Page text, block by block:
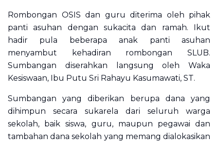
Rombongan OSIS dan guru diterima oleh pihak
panti asuhan dengan sukacita dan ramah. Ikut
hadir pula beberapa anak panti asuhan
menyambut kehadiran rombongan SLUB.
Sumbangan diserahkan langsung oleh Waka
Kesiswaan, Ibu Putu Sri Rahayu Kasumawati, ST.
Sumbangan yang diberikan berupa dana yang
dihimpun secara sukarela dari seluruh warga
sekolah, baik siswa, guru, maupun pegawai dan
tambahan dana sekolah yang memang dialokasikan